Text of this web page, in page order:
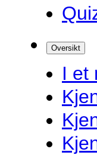
Oversikt
I et